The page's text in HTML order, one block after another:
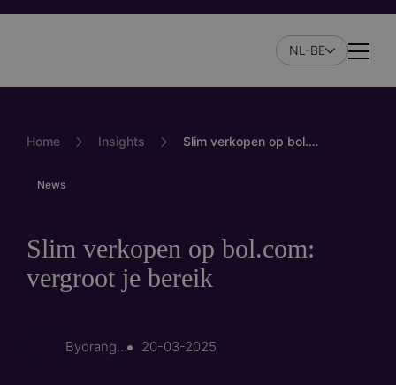
Skip
NL-BE
Home Insights Slim verkopen op bol.com: vergroot je bereik
News
Slim verkopen op bol.com:
vergroot je bereik
By orangevalley 20-03-2025